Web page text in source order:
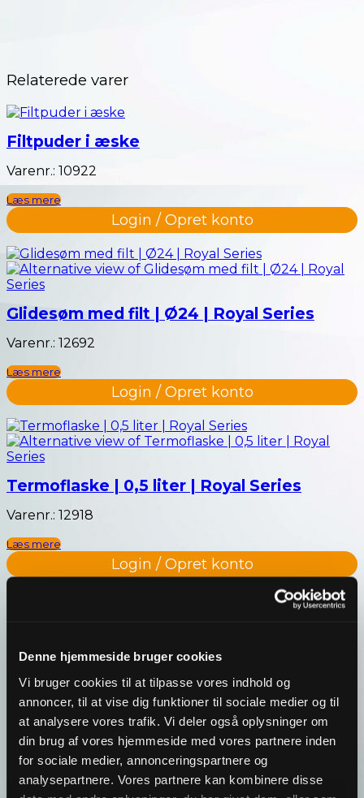
Denne hjemmeside bruger cookies
Vi bruger cookies til at tilpasse vores indhold og
annoncer, til at vise dig funktioner til sociale medier og til
at analysere vores trafik. Vi deler også oplysninger om
din brug af vores hjemmeside med vores partnere inden
for sociale medier, annonceringspartnere og
analysepartnere. Vores partnere kan kombinere disse
Relaterede varer
Filtpuder i æske
Varenr.: 10922
Læs mere
Login / Opret konto
Glidesøm med filt | Ø24 | Royal Series
Varenr.: 12692
Læs mere
Login / Opret konto
Termoflaske | 0,5 liter | Royal Series
Varenr.: 12918
Læs mere
Login / Opret konto